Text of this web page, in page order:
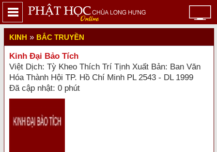
KINH » BẮC TRUYỀN
Kinh Đại Bảo Tích
Việt Dịch: Tỳ Kheo Thích Trí Tịnh Xuất Bản: Ban Văn
Hóa Thành Hội TP. Hồ Chí Minh PL 2543 - DL 1999
Đã cập nhật: 0 phút